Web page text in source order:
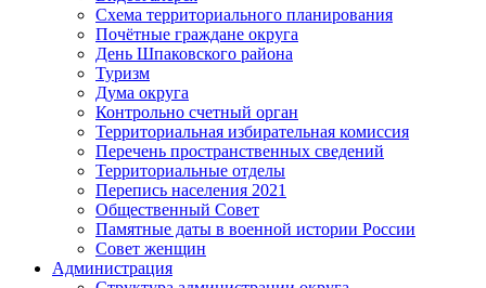
Схема территориального планирования
Почётные граждане округа
День Шпаковского района
Туризм
Дума округа
Контрольно счетный орган
Территориальная избирательная комиссия
Перечень пространственных сведений
Территориальные отделы
Перепись населения 2021
Общественный Совет
Памятные даты в военной истории России
Совет женщин
Администрация